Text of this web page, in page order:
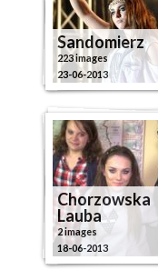
Sandomierz
223 images
23-06-2013
Chorzowska
Lauba
2 images
18-06-2013